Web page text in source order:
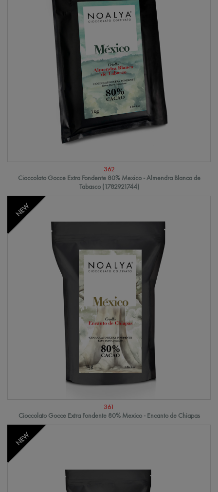
362
Cioccolato Gocce Extra Fondente 80% Mexico - Almendra Blanca de
Tabasco (1782921744)
NEW
361
Cioccolato Gocce Extra Fondente 80% Mexico - Encanto de Chiapas
NEW